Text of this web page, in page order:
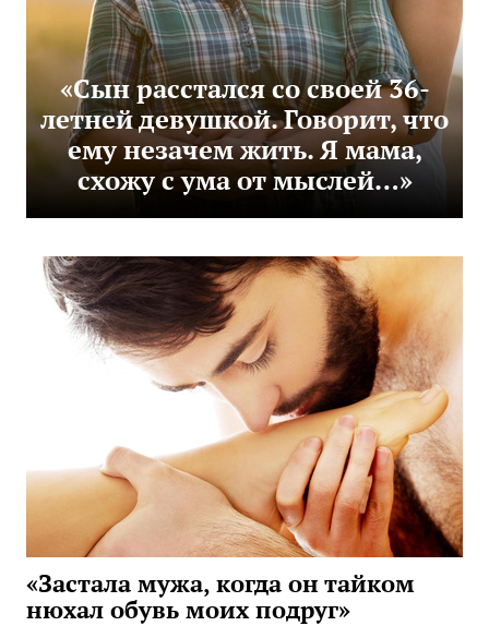
«Сын расстался со своей 36-
летней девушкой. Говорит, что
ему незачем жить. Я мама,
схожу с ума от мыслей…»
«Застала мужа, когда он тайком
нюхал обувь моих подруг»